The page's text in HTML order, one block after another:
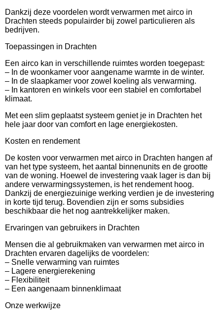
Dankzij deze voordelen wordt verwarmen met airco in
Drachten steeds populairder bij zowel particulieren als
bedrijven.
Toepassingen in Drachten
Een airco kan in verschillende ruimtes worden toegepast:
– In de woonkamer voor aangename warmte in de winter.
– In de slaapkamer voor zowel koeling als verwarming.
– In kantoren en winkels voor een stabiel en comfortabel
klimaat.
Met een slim geplaatst systeem geniet je in Drachten het
hele jaar door van comfort en lage energiekosten.
Kosten en rendement
De kosten voor verwarmen met airco in Drachten hangen af
van het type systeem, het aantal binnenunits en de grootte
van de woning. Hoewel de investering vaak lager is dan bij
andere verwarmingssystemen, is het rendement hoog.
Dankzij de energiezuinige werking verdien je de investering
in korte tijd terug. Bovendien zijn er soms subsidies
beschikbaar die het nog aantrekkelijker maken.
Ervaringen van gebruikers in Drachten
Mensen die al gebruikmaken van verwarmen met airco in
Drachten ervaren dagelijks de voordelen:
– Snelle verwarming van ruimtes
– Lagere energierekening
– Flexibiliteit
– Een aangenaam binnenklimaat
Onze werkwijze